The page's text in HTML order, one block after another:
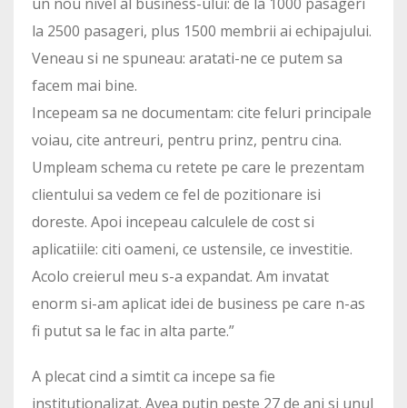
la 2500 pasageri, plus 1500 membrii ai echipajului.
Veneau si ne spuneau: aratati-ne ce putem sa
facem mai bine.
Incepeam sa ne documentam: cite feluri principale
voiau, cite antreuri, pentru prinz, pentru cina.
Umpleam schema cu retete pe care le prezentam
clientului sa vedem ce fel de pozitionare isi
doreste. Apoi incepeau calculele de cost si
aplicatiile: citi oameni, ce ustensile, ce investitie.
Acolo creierul meu s-a expandat. Am invatat
enorm si-am aplicat idei de business pe care n-as
fi putut sa le fac in alta parte.”
A plecat cind a simtit ca incepe sa fie
institutionalizat. Avea putin peste 27 de ani si unul